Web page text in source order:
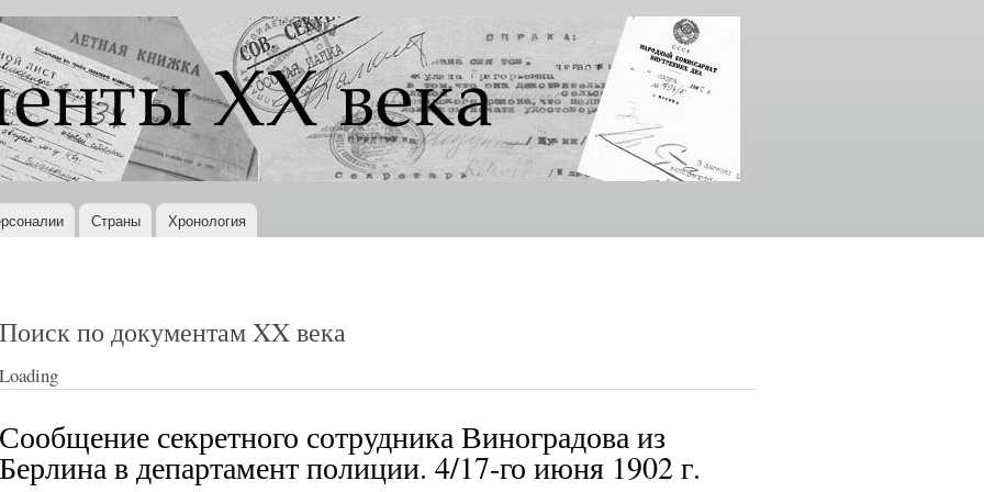
Перейти к
основному
содержанию
Страны Хронология
Поиск по документам XX века
Loading
Сообщение секретного сотрудника Виноградова из
Берлина в департамент полиции. 4/17-го июня 1902 г.